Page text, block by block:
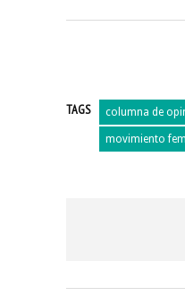
TAGS columna de
movimiento